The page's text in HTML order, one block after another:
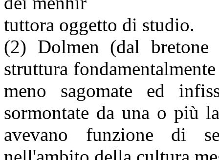
tuttora oggetto di studio.
(2) Dolmen (dal
struttura
meno sagomate ed
sormontate da una o più
avevano funzione di